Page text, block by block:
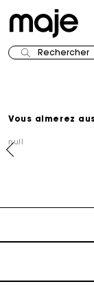
Rechercher
Vous aimerez
null
Livraison à